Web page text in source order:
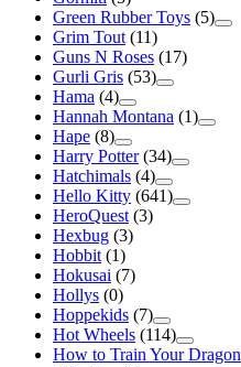
Green Rubber Toys (5)
Grim Tout (11)
Guns N Roses (17)
Gurli Gris (53)
Hama (4)
Hannah Montana (1)
Hape (8)
Harry Potter (34)
Hatchimals (4)
Hello Kitty (641)
HeroQuest (3)
Hexbug (3)
Hobbit (1)
Hokusai (7)
Hollys (0)
Hoppekids (7)
Hot Wheels (114)
How to Train Your Dragon